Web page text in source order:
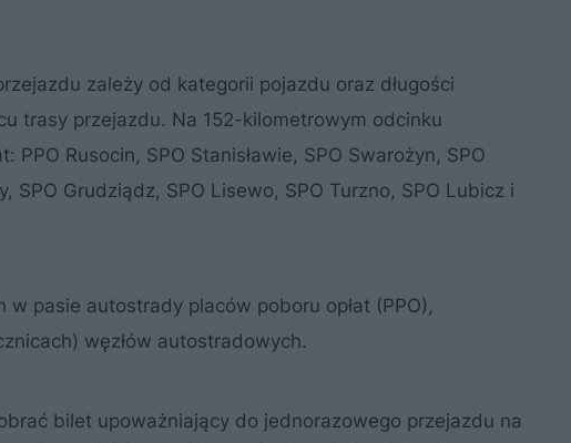
zależy od kategorii pojazdu oraz długości
trasy przejazdu. Na 152-kilometrowym odcinku
Rusocin, SPO Stanisławie, SPO Swarożyn, SPO
SPO Grudziądz, SPO Lisewo, SPO Turzno, SPO Lubicz i
pasie autostrady placów poboru opłat (PPO),
węzłów autostradowych.
bilet upoważniający do jednorazowego przejazdu na